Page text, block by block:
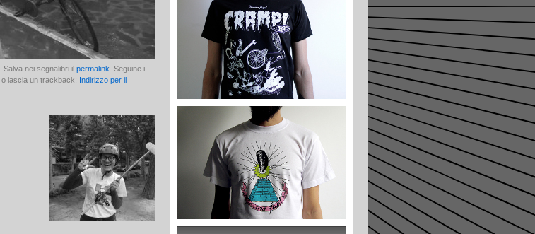
. Salva nei segnalibri il permalink . Seguine i
o lascia un trackback: Indirizzo per il